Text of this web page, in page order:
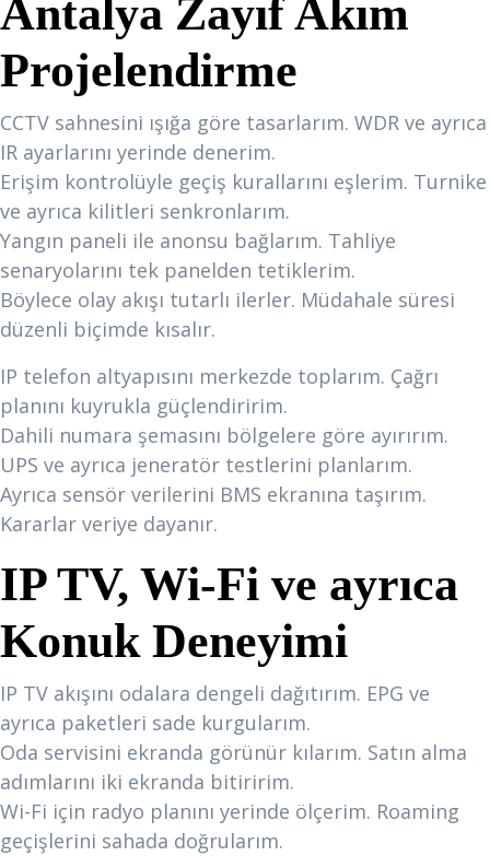
Antalya Zayıf Akım
Projelendirme
CCTV sahnesini ışığa göre tasarlarım. WDR ve ayrıca
IR ayarlarını yerinde denerim.
Erişim kontrolüyle geçiş kurallarını eşlerim. Turnike
ve ayrıca kilitleri senkronlarım.
Yangın paneli ile anonsu bağlarım. Tahliye
senaryolarını tek panelden tetiklerim.
Böylece olay akışı tutarlı ilerler. Müdahale süresi
düzenli biçimde kısalır.
IP telefon altyapısını merkezde toplarım. Çağrı
planını kuyrukla güçlendiririm.
Dahili numara şemasını bölgelere göre ayırırım.
UPS ve ayrıca jeneratör testlerini planlarım.
Ayrıca sensör verilerini BMS ekranına taşırım.
Kararlar veriye dayanır.
IP TV, Wi-Fi ve ayrıca
Konuk Deneyimi
IP TV akışını odalara dengeli dağıtırım. EPG ve
ayrıca paketleri sade kurgularım.
Oda servisini ekranda görünür kılarım. Satın alma
adımlarını iki ekranda bitiririm.
Wi-Fi için radyo planını yerinde ölçerim. Roaming
geçişlerini sahada doğrularım.